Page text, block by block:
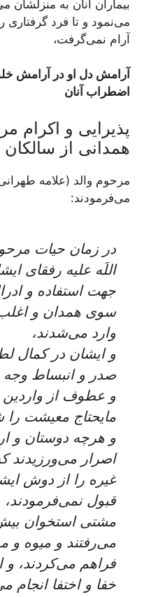
بيماران آنان به
می‌‏نمود و تا فرد گرفتارى
آرام نمی‌‏گرفت،
آرامش دل او در آرامش
اضطراب آنان
پذيرايى و اكرام
همدانى از سالكان
مرحوم والد (علامه
می‌‏فرمودند:
در زمان حيات
اللَه عليه رفقاى
جهت استفاده و
سوى همدان و
وارد می‌شدند،
و ايشان در كمال
صدر و انبساط
و عطوف از واردين
مايحتاج معيشت را
و هرچه دوستان و
اصرار می‌‏ورزيدند
غيره را از دوش
قبول
مشتى استخوان بيش
می‌رفتند و ميوه و
فراهم می‌‏كردند، و
خفا و اختفا انجام